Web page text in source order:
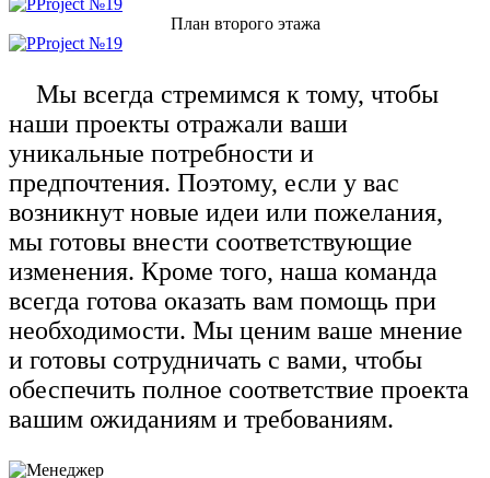
План второго этажа
Мы всегда стремимся к тому, чтобы
наши проекты отражали ваши
уникальные потребности и
предпочтения. Поэтому, если у вас
возникнут новые идеи или пожелания,
мы готовы внести соответствующие
изменения. Кроме того, наша команда
всегда готова оказать вам помощь при
необходимости. Мы ценим ваше мнение
и готовы сотрудничать с вами, чтобы
обеспечить полное соответствие проекта
вашим ожиданиям и требованиям.